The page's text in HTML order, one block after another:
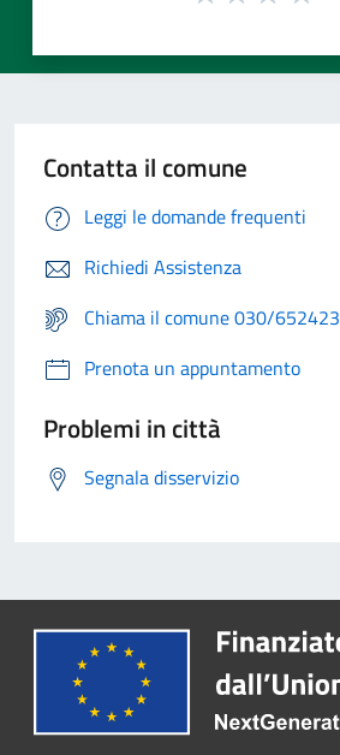
Contatta il comune
Leggi le domande frequenti
Richiedi Assistenza
Chiama il comune 030/652423
Prenota un appuntamento
Problemi in città
Segnala disservizio